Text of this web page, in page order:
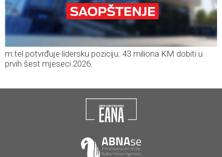
m:tel potvrđuje lidersku poziciju: 43 miliona KM dobiti u
prvih šest mjeseci 2026.